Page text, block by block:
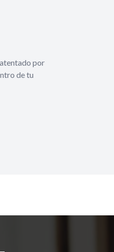
por
de tu